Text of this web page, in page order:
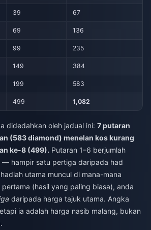
39 67
69 136
99 235
149 384
199 583
499 1,082
didedahkan oleh jadual ini: 7 putaran
(583 diamond) menelan kos kurang
ke-8 (499). Putaran 1–6 berjumlah
— hampir satu pertiga daripada had
utama muncul di mana-mana
(hasil yang paling biasa), anda
daripada harga tajuk utama. Angka
ia adalah harga nasib malang, bukan